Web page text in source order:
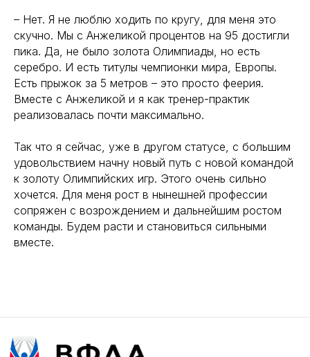
– Нет. Я не люблю ходить по кругу, для меня это
скучно. Мы с Анжеликой процентов на 95 достигли
пика. Да, не было золота Олимпиады, но есть
серебро. И есть титулы чемпионки мира, Европы.
Есть прыжок за 5 метров – это просто феерия.
Вместе с Анжеликой и я как тренер-практик
реализовалась почти максимально.
Так что я сейчас, уже в другом статусе, с большим
удовольствием начну новый путь с новой командой
к золоту Олимпийских игр. Этого очень сильно
хочется. Для меня рост в нынешней профессии
сопряжен с возрождением и дальнейшим ростом
команды. Будем расти и становиться сильными
вместе.